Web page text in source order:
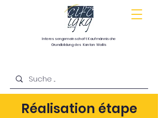
InteressengemeinschaftKaufmännische
Grundbildungdes Kanton Wallis
Réalisation étape